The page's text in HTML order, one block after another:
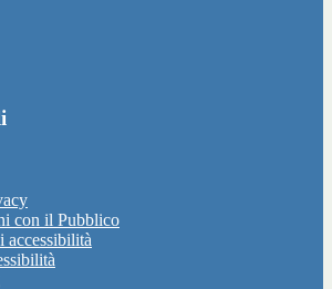
con il Pubblico
accessibilità